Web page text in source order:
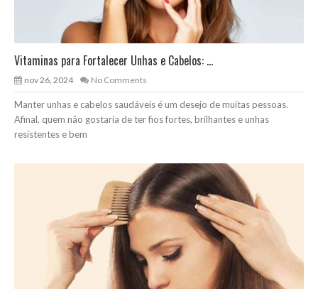
Vitaminas para Fortalecer Unhas e Cabelos: ...
nov 26, 2024 No Comments
Manter unhas e cabelos saudáveis é um desejo de muitas pessoas.
Afinal, quem não gostaria de ter fios fortes, brilhantes e unhas
resistentes e bem